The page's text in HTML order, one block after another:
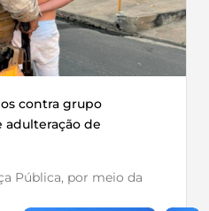
contra grupo
de
Pública, por meio da